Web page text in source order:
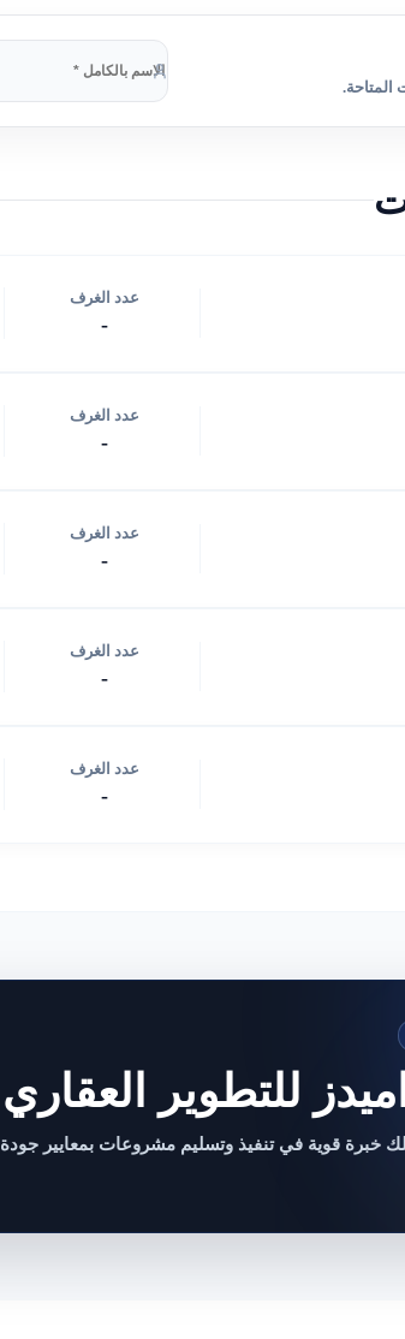
المتاحة.
عدد الغرف
-
عدد الغرف
-
عدد الغرف
-
عدد الغرف
-
عدد الغرف
-
للتطوير العقاري
خبرة قوية في تنفيذ وتسليم مشروعات بمعايير جودة